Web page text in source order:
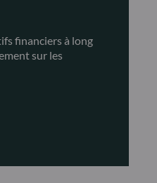
financiers à long
sur les